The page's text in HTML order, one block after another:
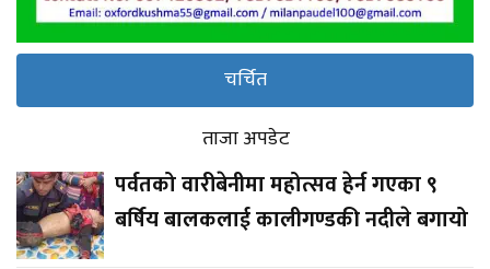
चर्चित
ताजा अपडेट
पर्वतको वारीबेनीमा महोत्सव हेर्न गएका ९
बर्षिय बालकलाई कालीगण्डकी नदीले बगायो